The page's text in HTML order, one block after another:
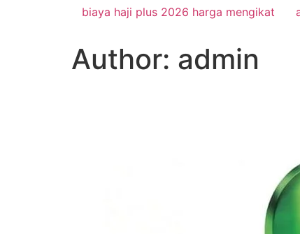
biaya haji plus 2026 harga mengikat
Author: admin